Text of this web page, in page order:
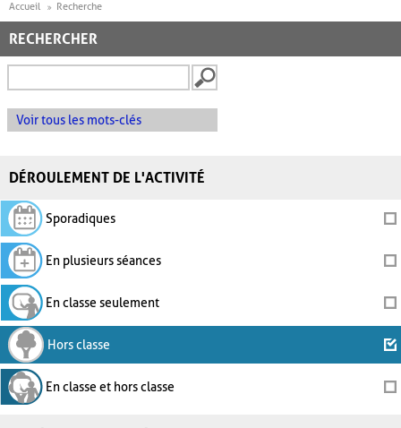
Accueil Recherche
RECHERCHER
Voir tous les mots-clés
DÉROULEMENT DE L'ACTIVITÉ
Sporadiques
En plusieurs séances
En classe seulement
Hors classe
En classe et hors classe